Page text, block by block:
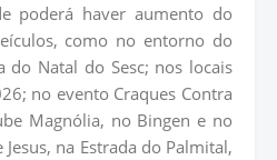
poderá haver aumento do
como no entorno do
do Natal do Sesc; nos locais
no evento Craques Contra
Magnólia, no Bingen e no
na Estrada do Palmital,